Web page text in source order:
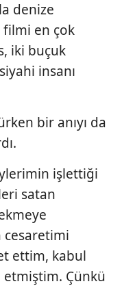
denize
en çok
iki buçuk
insanı
bir anıyı da
işlettiği
satan
cesaretimi
ettim, kabul
etmiştim. Çünkü